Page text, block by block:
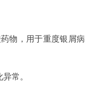
物，用于重度银屑病
常。